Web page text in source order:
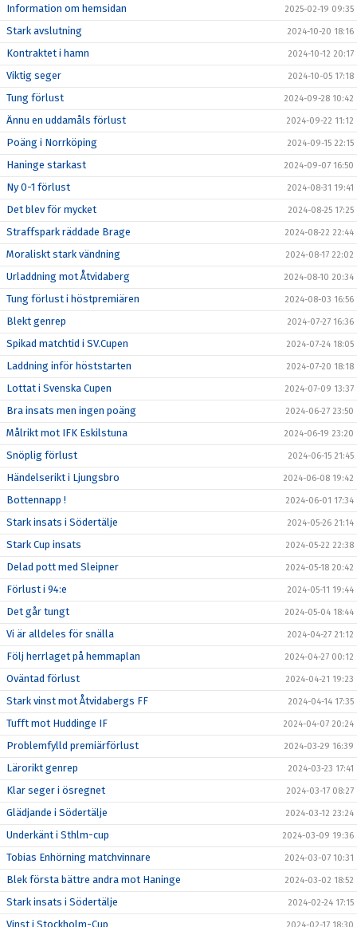
Information om hemsidan 2025-02-19 09:35
Stark avslutning 2024-10-20 18:16
Kontraktet i hamn 2024-10-12 20:17
Viktig seger 2024-10-05 17:18
Tung förlust 2024-09-28 10:42
Ännu en uddamåls förlust 2024-09-22 11:12
Poäng i Norrköping 2024-09-15 22:15
Haninge starkast 2024-09-07 16:50
Ny 0-1 förlust 2024-08-31 19:41
Det blev för mycket 2024-08-25 17:25
Straffspark räddade Brage 2024-08-22 22:44
Moraliskt stark vändning 2024-08-17 22:02
Urladdning mot Åtvidaberg 2024-08-10 20:34
Tung förlust i höstpremiären 2024-08-03 16:56
Blekt genrep 2024-07-27 16:36
Spikad matchtid i SV.Cupen 2024-07-24 18:05
Laddning inför höststarten 2024-07-20 18:18
Lottat i Svenska Cupen 2024-07-09 13:37
Bra insats men ingen poäng 2024-06-27 23:50
Målrikt mot IFK Eskilstuna 2024-06-19 23:20
Snöplig förlust 2024-06-15 21:45
Händelserikt i Ljungsbro 2024-06-08 19:42
Bottennapp ! 2024-06-01 17:34
Stark insats i Södertälje 2024-05-26 21:14
Stark Cup insats 2024-05-22 22:38
Delad pott med Sleipner 2024-05-18 20:42
Förlust i 94:e 2024-05-11 19:44
Det går tungt 2024-05-04 18:44
Vi är alldeles för snälla 2024-04-27 21:12
Följ herrlaget på hemmaplan 2024-04-27 00:12
Oväntad förlust 2024-04-21 19:23
Stark vinst mot Åtvidabergs FF 2024-04-14 17:35
Tufft mot Huddinge IF 2024-04-07 20:24
Problemfylld premiärförlust 2024-03-29 16:39
Lärorikt genrep 2024-03-23 17:41
Klar seger i ösregnet 2024-03-17 08:27
Glädjande i Södertälje 2024-03-12 23:24
Underkänt i Sthlm-cup 2024-03-09 19:36
Tobias Enhörning matchvinnare 2024-03-07 10:31
Blek första bättre andra mot Haninge 2024-03-02 18:52
Stark insats i Södertälje 2024-02-24 17:15
Vinst i Stockholm-Cup